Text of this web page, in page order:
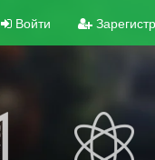
Войти